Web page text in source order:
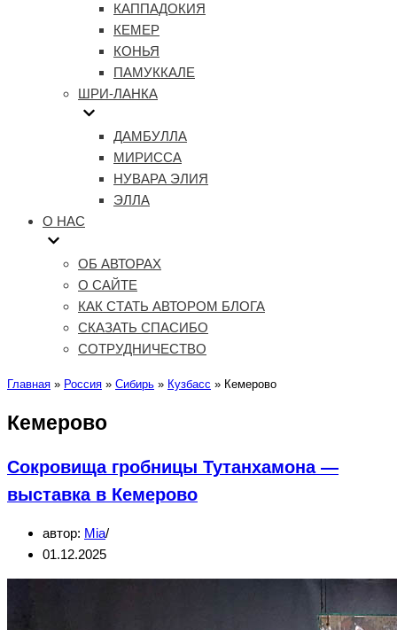
КАППАДОКИЯ
КЕМЕР
КОНЬЯ
ПАМУККАЛЕ
ШРИ-ЛАНКА
ДАМБУЛЛА
МИРИССА
НУВАРА ЭЛИЯ
ЭЛЛА
О НАС
ОБ АВТОРАХ
О САЙТЕ
КАК СТАТЬ АВТОРОМ БЛОГА
СКАЗАТЬ СПАСИБО
СОТРУДНИЧЕСТВО
Главная » Россия » Сибирь » Кузбасс » Кемерово
Кемерово
Сокровища гробницы Тутанхамона —
выставка в Кемерово
автор: Mia
01.12.2025